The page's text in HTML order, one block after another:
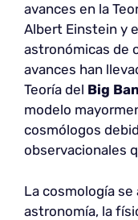
avances en la
Albert Einstein y
astronómicas de
avances han
Teoría del Big
modelo
cosmólogos
observacionales
La cosmología
astronomía, la